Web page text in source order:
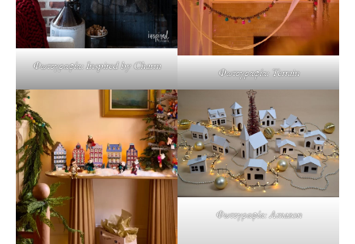
Φωτογραφία: Inspired by Charm
Φωτογραφία: Terrain
Φωτογραφία: Amazon